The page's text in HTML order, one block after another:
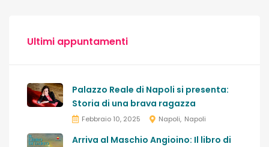
Ultimi appuntamenti
Palazzo Reale di Napoli si presenta:
Storia di una brava ragazza
Febbraio 10, 2025 Napoli Napoli
Arriva al Maschio Angioino: Il libro di